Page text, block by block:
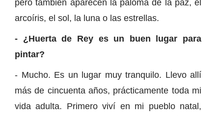
pero también aparecen la paloma de la paz, el
arcoíris, el sol, la luna o las estrellas.
- ¿Huerta de Rey es un buen lugar para
pintar?
- Mucho. Es un lugar muy tranquilo. Llevo allí
más de cincuenta años, prácticamente toda mi
vida adulta. Primero viví en mi pueblo natal,